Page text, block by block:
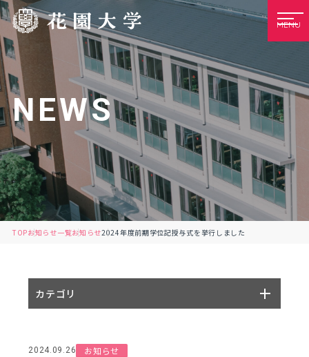
MENU
NEWS
TOPお知らせ一覧お知らせ2024年度前期学位記授与式を挙行しました
2024.09.26 お知らせ
カテゴリ